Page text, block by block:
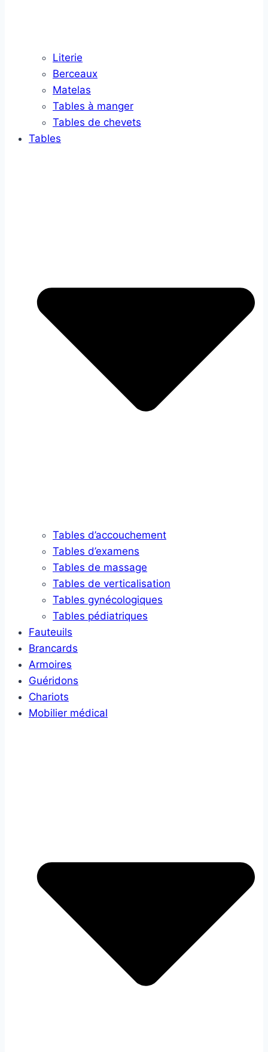
Literie
Berceaux
Matelas
Tables à manger
Tables de chevets
Tables
Tables d’accouchement
Tables d’examens
Tables de massage
Tables de verticalisation
Tables gynécologiques
Tables pédiatriques
Fauteuils
Brancards
Armoires
Guéridons
Chariots
Mobilier médical